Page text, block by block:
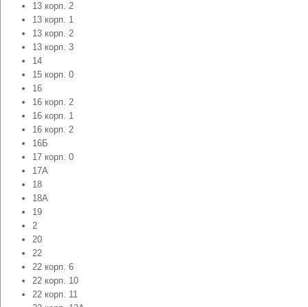
13 корп. 2
13 корп. 1
13 корп. 2
13 корп. 3
14
15 корп. 0
16
16 корп. 2
16 корп. 1
16 корп. 2
16Б
17 корп. 0
17А
18
18А
19
2
20
22
22 корп. 6
22 корп. 10
22 корп. 11